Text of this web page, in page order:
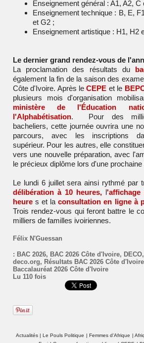
Enseignement général : A1, A2, C
Enseignement technique : B, E,
et G2 ;
Enseignement artistique : H1, H2
Le dernier grand rendez-vous de
La proclamation des résultats du
également la fin de la saison des
Côte d'Ivoire. Après le CEPE et le
plusieurs mois d'organisation
ministère de l'Éducation
l'Alphabétisation. Pour des
bacheliers, cette journée ouvrira une
parcours, avec les inscriptions
supérieur. Pour les autres, elle
vers une nouvelle préparation, avec
le précieux diplôme lors d'une
Le lundi 6 juillet sera ainsi rythmé par
délibération à 10 heures, l'affichage
heure s et laconsultation en ligne à
Trois rendez-vous qui feront battre le
milliers de familles ivoiriennes.
Félix N'Guessan
: BAC 2026, BAC 2026 Côte d'Ivoire, DECO,
deco.org, Résultats BAC 2026 Côte d'Ivoire
Baccalauréat 2026 Côte d'Ivoire
Lu 110 fois
Actualités | Le Pouls Politique | Femmes d'Afrique |